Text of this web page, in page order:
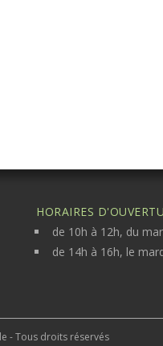
HORAIRES
de 10h à 12h, du
de 14h à 16h, le
- Tous droits réservés